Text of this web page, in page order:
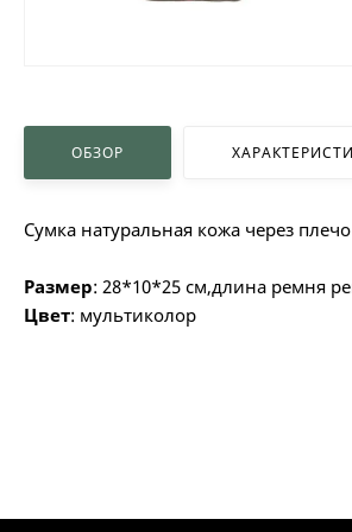
ОБЗОР
Сумка натуральная кожа через
Размер: 28*10*25 см,длина ремня
Цвет: мультиколор